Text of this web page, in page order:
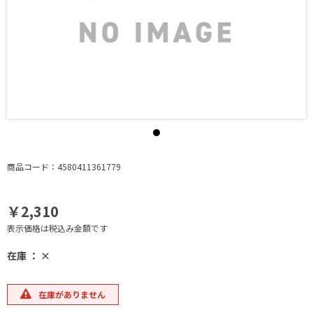
商品コード：4580411361779
￥2,310
表示価格は税込み金額です
在庫 ： ×
在庫がありません